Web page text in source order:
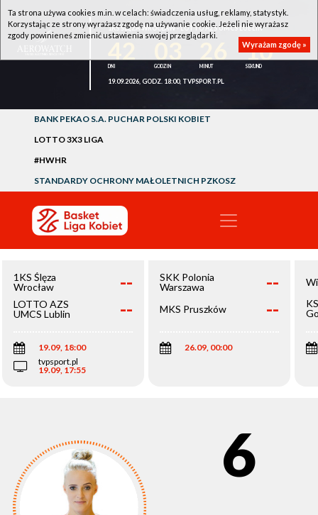
1KS ŚLĘZA WROCŁAW - LOTTO AZS UMCS LUBLIN
10
19.09.2026, GODZ. 18:00, TVPSPORT.PL
BANK PEKAO S.A. PUCHAR POLSKI KOBIET
LOTTO 3X3 LIGA
#HWHR
STANDARDY OCHRONY MAŁOLETNICH PZKOSZ
1KS Ślęza
Wrocław
--
LOTTO AZS
UMCS Lublin
--
19.09, 18:00
tvpsport.pl
19.09, 17:55
SKK Polonia
Warszawa
--
MKS Pruszków --
26.09, 00:00
6
Ta strona używa cookies m.in. w celach: świadczenia usług, reklamy, statystyk.
Korzystając ze strony wyrażasz zgodę na używanie cookie. Jeżeli nie wyrażasz
zgody powinieneś zmienić ustawienia swojej przeglądarki.
Wyrażam zgodę »